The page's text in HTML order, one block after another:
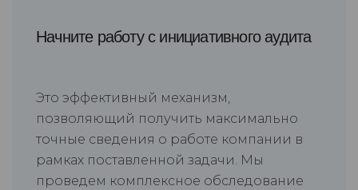
Начните работу с инициативного аудита
Это эффективный механизм,
позволяющий получить максимально
точные сведения о работе компании в
рамках поставленной задачи. Мы
проведем комплексное обследование